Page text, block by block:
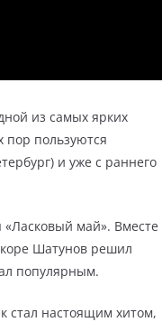
из самых ярких
пор пользуются
и уже с раннего
май». Вместе
Шатунов решил
популярным.
стал настоящим хитом,